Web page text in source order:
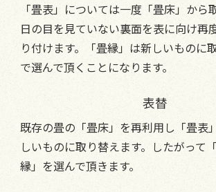
「畳表」については一度「畳床」から
日の目を見ていない裏面を表に向け再
り付けます。「畳縁」は新しいものに
で選んで頂くことになります。
表替
既存の畳の「畳床」を再利用し「畳表
しいものに取り替えます。したがって
縁」を選んで頂きます。